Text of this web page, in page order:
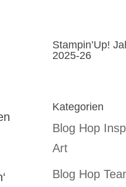
Stampin’Up!
2025-26
Kategorien
Blog Hop
Art
Blog Hop